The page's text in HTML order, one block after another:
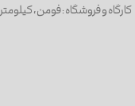
کارگاه و فروشگاه : فومن ، کیلومتر 9 جاده فومن به ماسوله ، روبروی مسجد کلرم ، کارگاه چایسازی لُ